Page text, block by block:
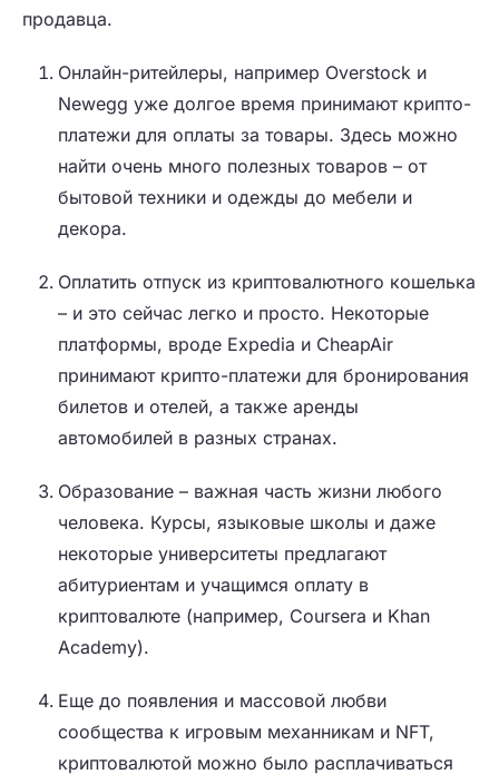
продавца.
Онлайн-ритейлеры, например Overstock и
Newegg уже долгое время принимают крипто-
платежи для оплаты за товары. Здесь можно
найти очень много полезных товаров – от
бытовой техники и одежды до мебели и
декора.
Оплатить отпуск из криптовалютного кошелька
– и это сейчас легко и просто. Некоторые
платформы, вроде Expedia и CheapAir
принимают крипто-платежи для бронирования
билетов и отелей, а также аренды
автомобилей в разных странах.
Образование – важная часть жизни любого
человека. Курсы, языковые школы и даже
некоторые университеты предлагают
абитуриентам и учащимся оплату в
криптовалюте (например, Coursera и Khan
Academy).
Еще до появления и массовой любви
сообщества к игровым механникам и NFT,
криптовалютой можно было расплачиваться